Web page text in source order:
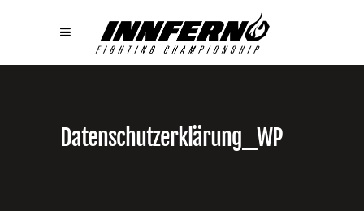
Datenschutzerklärung_WP